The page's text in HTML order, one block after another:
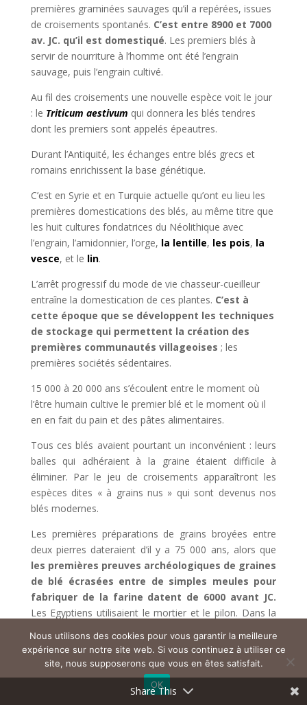
premières graminées sauvages qu’il a repérées, issues
de croisements spontanés. C’est entre 8900 et 7000
av. JC. qu’il est domestiqué. Les premiers blés à
servir de nourriture à l’homme ont été l’engrain
sauvage, puis l’engrain cultivé.
Au fil des croisements une nouvelle espèce voit le jour
: le Triticum aestivum qui donnera les blés tendres
dont les premiers sont appelés épeautres.
Durant l’Antiquité, les échanges entre blés grecs et
romains enrichissent la base génétique.
C’est en Syrie et en Turquie actuelle qu’ont eu lieu les
premières domestications des blés, au même titre que
les huit cultures fondatrices du Néolithique avec
l’engrain, l’amidonnier, l’orge, la lentille, les pois, la
vesce, et le lin.
L’arrêt progressif du mode de vie chasseur-cueilleur
entraîne la domestication de ces plantes. C’est à
cette époque que se développent les techniques
de stockage qui permettent la création des
premières communautés villageoises ; les
premières sociétés sédentaires.
15 000 à 20 000 ans s’écoulent entre le moment où
l’être humain cultive le premier blé et le moment où il
en en fait du pain et des pâtes alimentaires.
Tous ces blés avaient pourtant un inconvénient : leurs
balles qui adhéraient à la graine étaient difficile à
éliminer. Par le jeu de croisements apparaîtront les
espèces dites « à grains nus » qui sont devenus nos
blés modernes.
Les premières préparations de grains broyées entre
deux pierres dateraient d’il y a 75 000 ans, alors que
les premières preuves archéologiques de graines
de blé écrasées entre de simples meules pour
fabriquer de la farine datent de 6000 avant JC.
Les Egyptiens utilisaient le mortier et le pilon. Dans la
d’homme ou par des animaux succéda à ces
instruments primitifs.
L’arrivée du blé en France remonte probablement
Share This
Nous utilisons des cookies pour vous garantir la meilleure
expérience sur notre site web. Si vous continuez à utiliser ce
site, nous supposerons que vous en êtes satisfait.
OK